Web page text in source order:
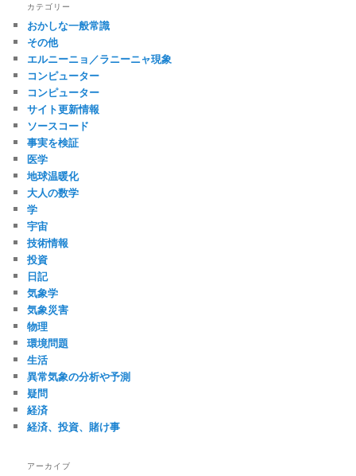
カテゴリー
おかしな一般常識
その他
エルニーニョ／ラニーニャ現象
コンピューター
コンピューター
サイト更新情報
ソースコード
事実を検証
医学
地球温暖化
大人の数学
学
宇宙
技術情報
投資
日記
気象学
気象災害
物理
環境問題
生活
異常気象の分析や予測
疑問
経済
経済、投資、賭け事
アーカイブ